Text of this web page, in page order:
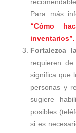
Para más
“Cómo
inventarios”.
Fortalezca
requieren
significa que
personas y
sugiere
posibles
si es